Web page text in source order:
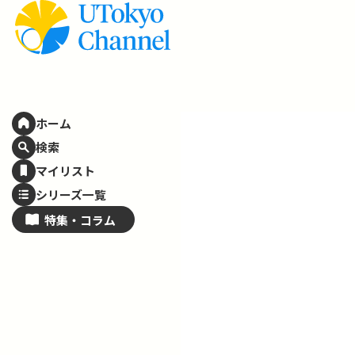
ホーム
検索
マイリスト
シリーズ一覧
特集・ コラム